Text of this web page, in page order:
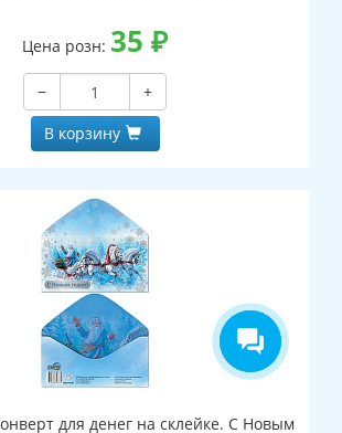
Цена розн: 35 ₽
−
+
В корзину
для денег на склейке. С Новым